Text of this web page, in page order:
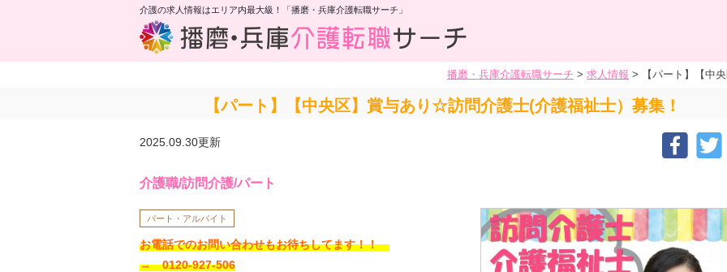
介護の求人情報はエリア内最大級！「播磨・兵庫介護転職サーチ」
播磨・兵庫介護転職サーチ > 求人情報 > 【パート】【中
【パート】【中央区】賞与あり☆訪問介護士(介護福祉士）募集！
2025.09.30更新
介護職/訪問介護/パート
パート・アルバイト
お電話でのお問い合わせもお待ちしてます！！
→ 0120-927-506